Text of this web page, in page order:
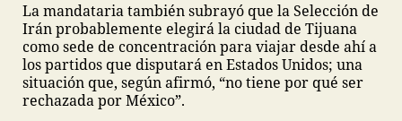
La mandataria también subrayó que la Selección de
Irán probablemente elegirá la ciudad de Tijuana
como sede de concentración para viajar desde ahí a
los partidos que disputará en Estados Unidos; una
situación que, según afirmó, “no tiene por qué ser
rechazada por México”.